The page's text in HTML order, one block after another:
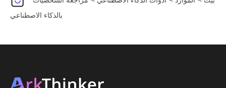
بالذكاء الاصطناعي